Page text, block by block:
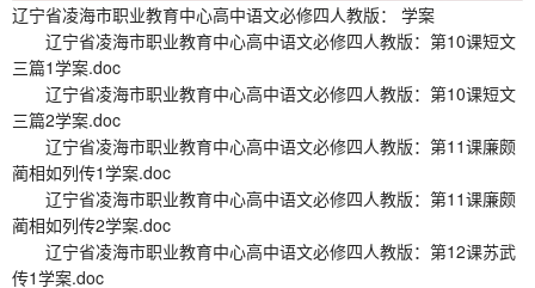
辽宁省凌海市职业教育中心高中语文必修四人教版： 学案
辽宁省凌海市职业教育中心高中语文必修四人教版：第10课短文
三篇1学案.doc
辽宁省凌海市职业教育中心高中语文必修四人教版：第10课短文
三篇2学案.doc
辽宁省凌海市职业教育中心高中语文必修四人教版：第11课廉颇
蔺相如列传1学案.doc
辽宁省凌海市职业教育中心高中语文必修四人教版：第11课廉颇
蔺相如列传2学案.doc
辽宁省凌海市职业教育中心高中语文必修四人教版：第12课苏武
传1学案.doc